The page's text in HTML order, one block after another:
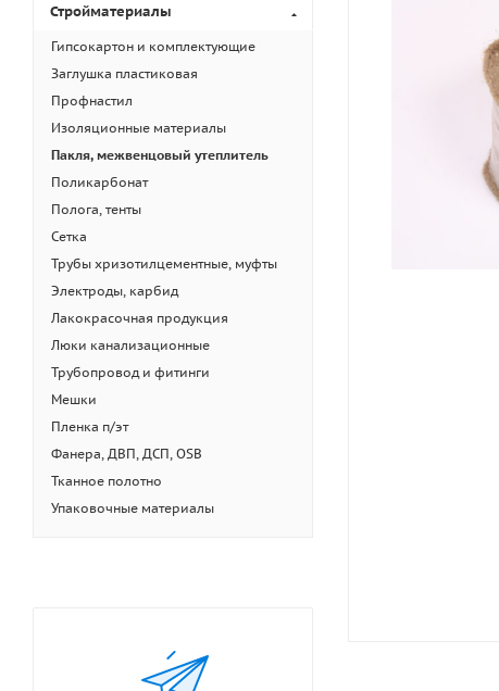
Стройматериалы
Гипсокартон и комплектующие
Заглушка пластиковая
Профнастил
Изоляционные материалы
Пакля, межвенцовый утеплитель
Поликарбонат
Полога, тенты
Сетка
Трубы хризотилцементные, муфты
Электроды, карбид
Лакокрасочная продукция
Люки канализационные
Трубопровод и фитинги
Мешки
Пленка п/эт
Фанера, ДВП, ДСП, OSB
Тканное полотно
Упаковочные материалы